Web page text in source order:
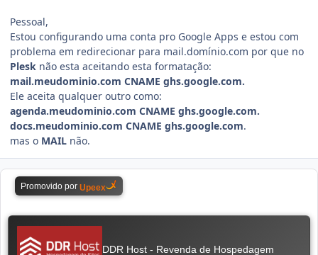
Pessoal,
Estou configurando uma conta pro Google Apps e estou com
problema em redirecionar para mail.domínio.com por que no
Plesk não esta aceitando esta formatação:
mail.meudominio.com CNAME ghs.google.com.
Ele aceita qualquer outro como:
agenda.meudominio.com CNAME ghs.google.com.
docs.meudominio.com CNAME ghs.google.com.
mas o MAIL não.